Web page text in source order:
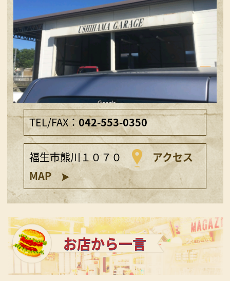
TEL/FAX： 042-553-0350
福生市熊川１０７０
アクセス
MAP
お店から一言